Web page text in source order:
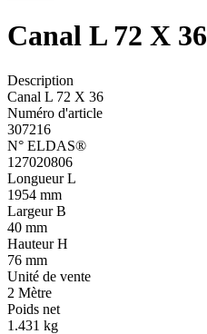
Canal L 72 X 36
Description
Canal L 72 X 36
Numéro d'article
307216
N° ELDAS®
127020806
Longueur L
1954 mm
Largeur B
40 mm
Hauteur H
76 mm
Unité de vente
2 Mètre
Poids net
1.431 kg